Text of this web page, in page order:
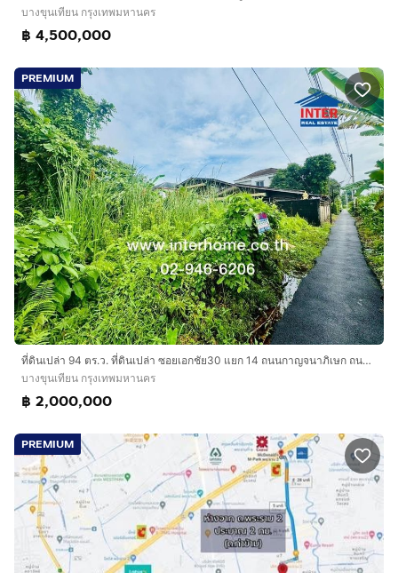
บางขุนเทียน กรุงเทพมหานคร
฿ 4,500,000
PREMIUM
ที่ดินเปล่า 94 ตร.ว. ที่ดินเปล่า ซอยเอกชัย30 แยก 14 ถนนกาญจนาภิเษก ถนนกัลปพฤกษ์ เขตบางขุนเทียน กรุงเทพมหานคร
บางขุนเทียน กรุงเทพมหานคร
฿ 2,000,000
PREMIUM